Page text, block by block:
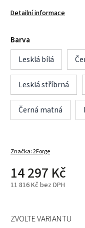
Detailní informace
Barva
Lesklá bílá
Lesklá stříbrná
Černá matná
Značka:2Forge
14 297 Kč
11 816 Kč bez DPH
ZVOLTE VARIANTU